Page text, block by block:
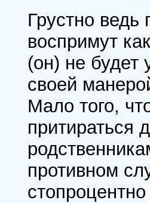
Грустно ведь
воспримут
(он) не будет
своей
Мало того,
притираться
противном